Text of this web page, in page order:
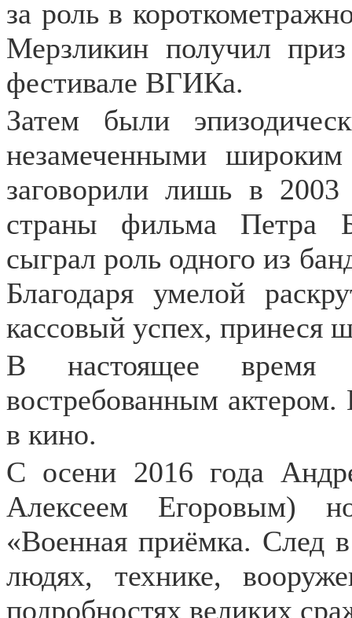
за роль в
Мерзликин получил
фестивале ВГИКа.
Затем были
незамеченными
заговорили лишь в
страны фильма Петра
сыграл роль одного из
Благодаря умелой
кассовый успех, принеся
В настоящее время
востребованным актером.
в кино.
С осени 2016 года
Алексеем Егоровым)
«Военная приёмка. След
людях, технике,
подробностях великих